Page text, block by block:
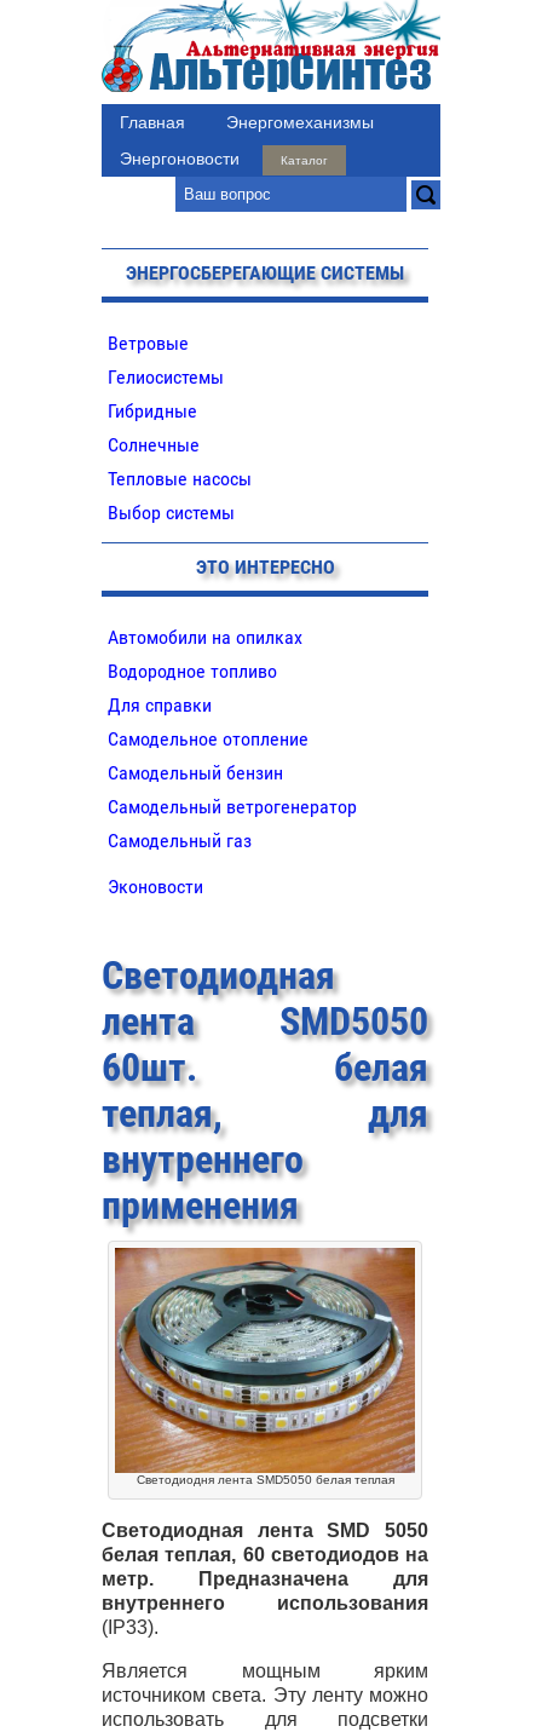
Главная
Энергомеханизмы
Энергоновости
Каталог
ЭНЕРГОСБЕРЕГАЮЩИЕ СИСТЕМЫ
Ветровые
Гелиосистемы
Гибридные
Солнечные
Тепловые насосы
Выбор системы
ЭТО ИНТЕРЕСНО
Автомобили на опилках
Водородное топливо
Для справки
Самодельное отопление
Самодельный бензин
Самодельный ветрогенератор
Самодельный газ
Эконовости
Светодиодная
лента SMD5050
60шт. белая
теплая, для
внутреннего
применения
Светодиодня лента SMD5050 белая теплая
Светодиодная лентаSMD 5050
белая теплая, 60 светодиодов на
метр. Предназначена для
внутреннего использования
(IP33).
Является мощным ярким
источником света. Эту ленту можно
использовать для подсветки